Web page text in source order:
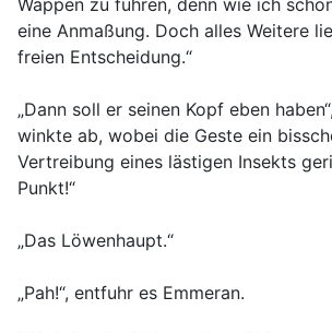
Wappen zu führen, denn wie ich
eine Anmaßung. Doch alles Weitere
freien Entscheidung.“
„Dann soll er seinen Kopf eben
winkte ab, wobei die Geste ein
Vertreibung eines lästigen Insekts
Punkt!“
„Das Löwenhaupt.“
„Pah!“, entfuhr es Emmeran.